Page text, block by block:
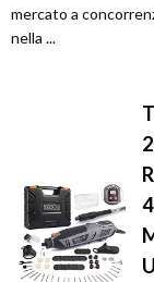
mercato a
nella ...